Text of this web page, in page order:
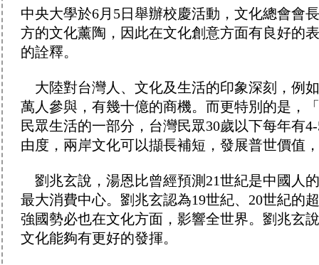
中央大學於6月5日舉辦校慶活動，文化總會會
方的文化薰陶，因此在文化創意方面有良好的
的詮釋。
大陸對台灣人、文化及生活的印象深刻，例
萬人參與，有幾十億的商機。而更特別的是，
民眾生活的一部分，台灣民眾30歲以下每年有
由度，兩岸文化可以擷長補短，發展普世價值
劉兆玄說，湯恩比曾經預測21世紀是中國人
最大消費中心。劉兆玄認為19世紀、20世紀的
強國勢必也在文化方面，影響全世界。劉兆玄
文化能夠有更好的發揮。